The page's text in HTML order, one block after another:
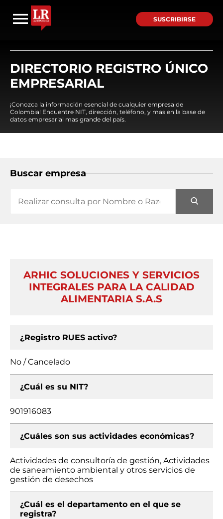
SUSCRIBIRSE
DIRECTORIO REGISTRO ÚNICO
EMPRESARIAL
¡Conozca la información esencial de cualquier empresa de
Colombia! Encuentre NIT, dirección, teléfono, y mas en la base de
datos empresarial mas grande del país.
Buscar empresa
ARHIC SOLUCIONES Y SERVICIOS
INTEGRALES PARA LA CALIDAD
ALIMENTARIA S.A.S
¿Registro RUES activo?
No / Cancelado
¿Cuál es su NIT?
901916083
¿Cuáles son sus actividades económicas?
Actividades de consultoría de gestión, Actividades
de saneamiento ambiental y otros servicios de
gestión de desechos
¿Cuál es el departamento en el que se
registra?